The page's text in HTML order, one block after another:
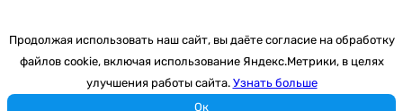
Продолжая использовать наш сайт, вы даёте согласие на обработку
файлов cookie, включая использование Яндекс.Метрики, в целях
улучшения работы сайта. Узнать больше
Ок